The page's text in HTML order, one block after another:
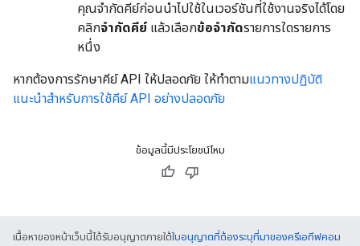
คุณจำกัดคีย์ก่อนนำไปใช้ในเวอร์ชันที่ใช้งานจริงได้โดย
คลิกจำกัดคีย์ แล้วเลือกข้อจำกัดรายการใดรายการ
หนึ่ง
หากต้องการรักษาคีย์ API ให้ปลอดภัย ให้ทำตามแนวทางปฏิบัติ
แนะนำสำหรับการใช้คีย์ API อย่างปลอดภัย
ข้อมูลนี้มีประโยชน์ไหม
เนื้อหาของหน้าเว็บนี้ได้รับอนุญาตภายใต้ใบอนุญาตที่ต้องระบุที่มาของครีเอทีฟคอม